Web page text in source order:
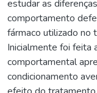
estudar as
comportamento
fármaco utilizado no
Inicialmente foi feita
comportamental
condicionamento